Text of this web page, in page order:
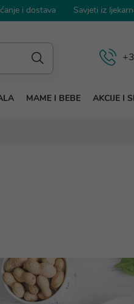
i dostava Savjeti iz
MAME I BEBE AKCIJE I